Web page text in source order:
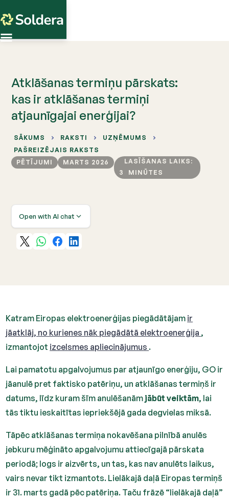
SĀKUMS RAKSTI
UZŅĒMUMS
PAŠREIZĒJAIS RAKSTS
PĒTĪJUMI
MARTS 2026
LASĪŠANAS LAIKS:
3
MINŪTES
Open with AI chat
Atklāšanas termiņu pārskats:
kas ir atklāšanas termiņi
atjaunīgajai enerģijai?
Katram Eiropas elektroenerģijas piegādātājam ir
jāatklāj, no kurienes nāk piegādātā elektroenerģija ,
izmantojot izcelsmes apliecinājumus .
Lai pamatotu apgalvojumus par atjaunīgo enerģiju, GO ir
jāanulē pret faktisko patēriņu, un atklāšanas termiņš ir
datums, līdz kuram šīm anulēšanām jābūt veiktām, lai
tās tiktu ieskaitītas iepriekšējā gada degvielas miksā.
Tāpēc atklāšanas termiņa nokavēšana pilnībā anulēs
jebkuru mēģināto apgalvojumu attiecīgajā pārskata
periodā; logs ir aizvērts, un tas, kas nav anulēts laikus,
vairs nevar tikt izmantots. Lielākajā daļā Eiropas termiņš
ir 31. marts gadā pēc patēriņa. Taču frāzē “lielākajā daļā”